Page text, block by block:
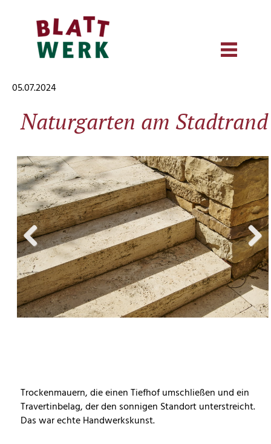
05.07.2024
Naturgarten am Stadtrand
Previous Next
Trockenmauern, die einen Tiefhof umschließen und ein
Travertinbelag, der den sonnigen Standort unterstreicht.
Das war echte Handwerkskunst.